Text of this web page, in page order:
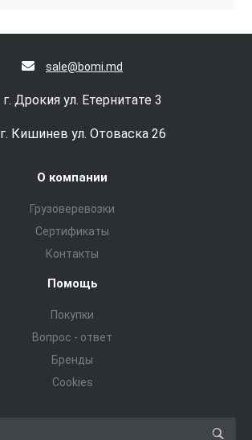
sale@bomi.md
г. Дрокия ул. Етернитате 3
г. Кишинев ул. Отоваска 26
О компании
Грузоверевозки
Сертификаты
Контакты
Помощь
Покупки
Вопрос - ответ
Бренды
Cookies